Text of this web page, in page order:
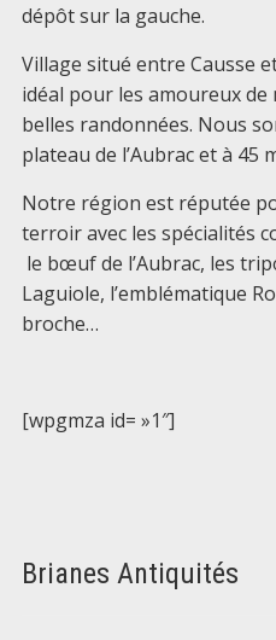
dépôt sur la gauche.
Village situé entre Causse
idéal pour les amoureux
belles randonnées. Nous
plateau de l’Aubrac et à 45
Notre région est réputée
terroir avec les spécialités
le bœuf de l’Aubrac, les
Laguiole, l’emblématique
broche…
[wpgmza id= »1″]
Brianes Antiquités